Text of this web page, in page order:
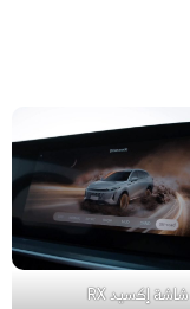
شاشة إكسيد RX